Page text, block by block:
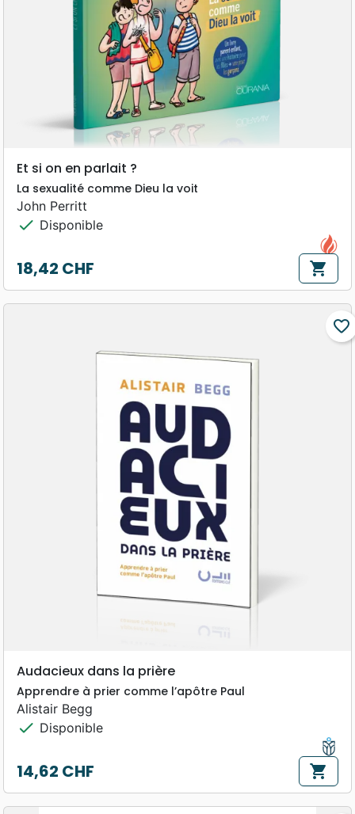
Et si on en parlait ?
La sexualité comme Dieu la voit
John Perritt
check Disponible
Prix
18,42 CHF shopping_cart
favorite_border
Audacieux dans la prière
Apprendre à prier comme l’apôtre Paul
Alistair Begg
check Disponible
Prix
14,62 CHF shopping_cart